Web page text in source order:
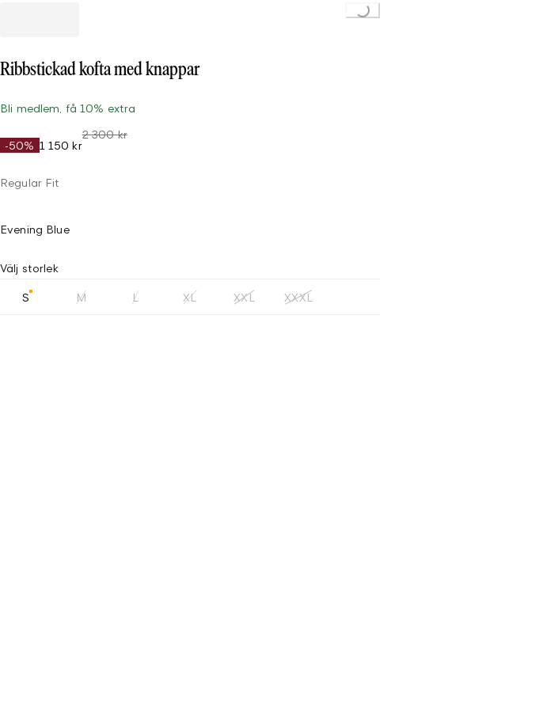
Ribbstickad kofta med knappar
Bli medlem, få 10% extra
-50% 1 150 kr
2 300 kr
Regular Fit
Evening Blue
Välj storlek
S M L XL XXL XXXL